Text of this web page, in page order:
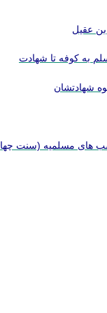
عقیل
به کوفه تا شهادت
شهادتشان
های مسلمیه (سنت